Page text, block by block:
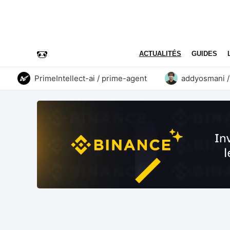
ACTUALITÉS GUIDES
PrimeIntellect-ai / prime-agent addyosmani /